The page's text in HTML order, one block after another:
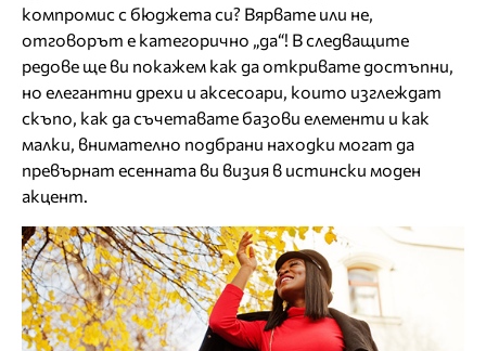
компромис с бюджета си? Вярвате или не,
отговорът е категорично „да“! В следващите
редове ще ви покажем как да откривате достъпни,
но елегантни дрехи и аксесоари, които изглеждат
скъпо, как да съчетавате базови елементи и как
малки, внимателно подбрани находки могат да
превърнат есенната ви визия в истински моден
акцент.